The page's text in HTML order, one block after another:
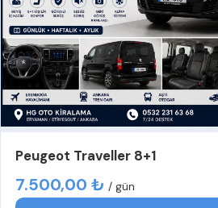
Peugeot Traveller 8+1
7.500,00 ₺ / gün